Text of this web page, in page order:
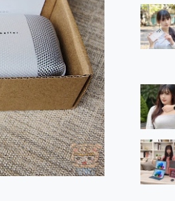
小旗艦 Xiaomi 14 開箱 評測
並支援雙設備連接~
電競掌機
級柔光環、拍攝功能最好玩的美
掌機 開箱 評測
最會吸的行動電源 開箱 評測
智商稅嗎?
專案價最低 NT$0 起
攜手味全龍進駐大巨蛋萬人盛典
限量聯名周邊